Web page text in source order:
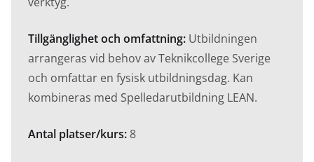
Tillgänglighet och omfattning: Utbildningen
arrangeras vid behov av Teknikcollege Sverige
och omfattar en fysisk utbildningsdag. Kan
kombineras med Spelledarutbildning LEAN.
Antal platser/kurs: 8